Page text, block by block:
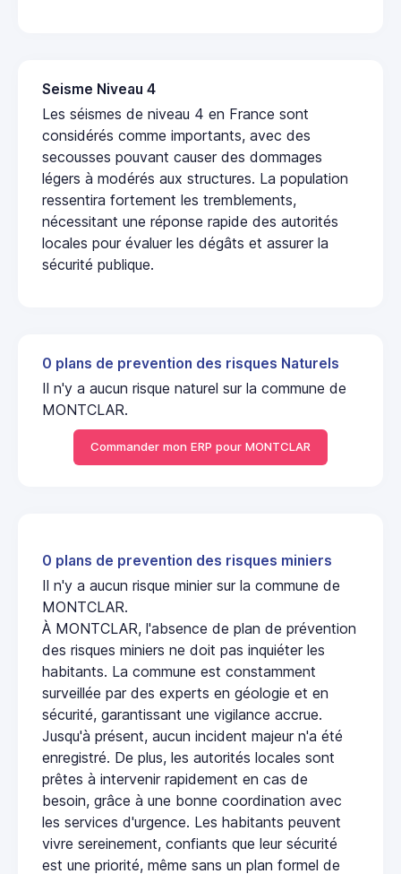
Seisme Niveau 4
Les séismes de niveau 4 en France sont
considérés comme importants, avec des
secousses pouvant causer des dommages
légers à modérés aux structures. La population
ressentira fortement les tremblements,
nécessitant une réponse rapide des autorités
locales pour évaluer les dégâts et assurer la
sécurité publique.
0 plans de prevention des risques Naturels
Il n'y a aucun risque naturel sur la commune de
MONTCLAR.
Commander mon ERP pour MONTCLAR
0 plans de prevention des risques miniers
Il n'y a aucun risque minier sur la commune de
MONTCLAR.
À MONTCLAR, l'absence de plan de prévention
des risques miniers ne doit pas inquiéter les
habitants. La commune est constamment
surveillée par des experts en géologie et en
sécurité, garantissant une vigilance accrue.
Jusqu'à présent, aucun incident majeur n'a été
enregistré. De plus, les autorités locales sont
prêtes à intervenir rapidement en cas de
besoin, grâce à une bonne coordination avec
les services d'urgence. Les habitants peuvent
vivre sereinement, confiants que leur sécurité
est une priorité, même sans un plan formel de